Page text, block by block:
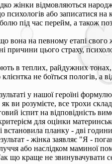
жінки відмовляються
або записатися на
під час перейм, а також
вона на певному етапі
цього страху,
в теплих, райдужних
не боїться пологів, а
у нашої героїні
ви розумієте, все трохи
іспит на відповідність
для оцінки
планку - дві
- жінка заявляє "Я -
або наслідком маминої
що краще не